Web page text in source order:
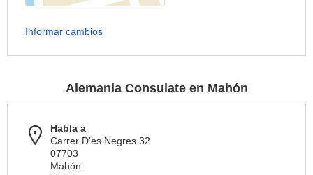
Informar cambios
Alemania Consulate en Mahón
Habla a
Carrer D'es Negres 32
07703
Mahón